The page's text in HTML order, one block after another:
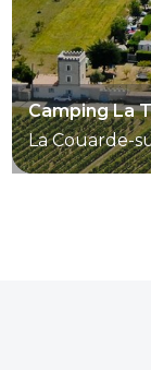
Camping La
La Couarde-